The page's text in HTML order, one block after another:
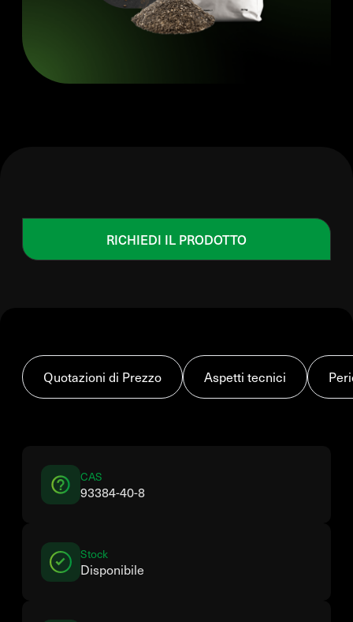
RICHIEDI IL PRODOTTO
Quotazioni di Prezzo Aspetti tecnici
CAS
93384-40-8
Stock
Disponibile